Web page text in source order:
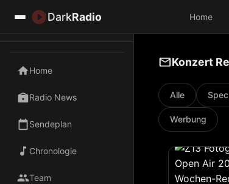
DarkRadio Home
Home
Radio News
Sendeplan
Chronologie
Team
Konzert
Alle
Werbung